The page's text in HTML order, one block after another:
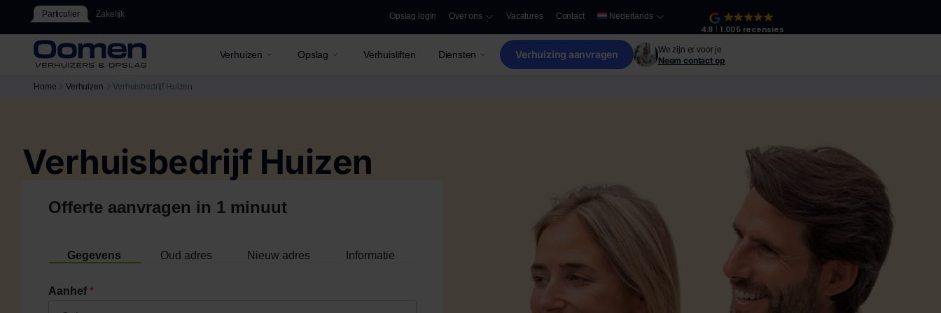
Particulier Zakelijk Opslag login Over ons Vacatures Contact Nederlands
4.8 1.005 recensies
Verhuizen Opslag Verhuisliften Diensten Verhuizing aanvragen We zijn er voor je
Neem contact op
Home Verhuizen Verhuisbedrijf Huizen
Verhuisbedrijf Huizen
Offerte aanvragen in 1 minuut
Gegevens Oud adres Nieuw adres Informatie
Aanhef *